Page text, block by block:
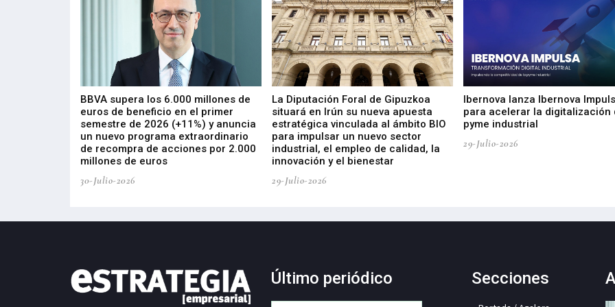
BBVA supera los 6.000 millones de
euros de beneficio en el primer
semestre de 2026 (+11%) y anuncia
un nuevo programa extraordinario
de recompra de acciones por 2.000
millones de euros
30-Julio-2026
La Diputación Foral de Gipuzkoa
situará en Irún su nueva apuesta
estratégica vinculada al ámbito BIO
para impulsar un nuevo sector
industrial, el empleo de calidad, la
innovación y el bienestar
29-Julio-2026
Ibernova lanza Ibernova
para acelerar la digitalización
pyme industrial
29-Julio-2026
Último periódico Secciones